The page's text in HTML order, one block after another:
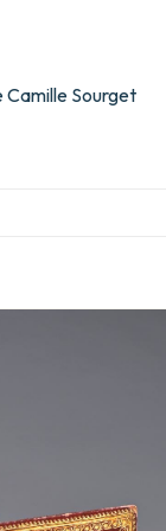
Sourget